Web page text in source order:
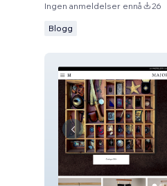
Ingen anmeldelser ennå 26
Blogg